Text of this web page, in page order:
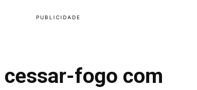
fogo com